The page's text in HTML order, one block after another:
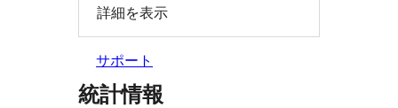
詳細を表示
サポート
統計情報